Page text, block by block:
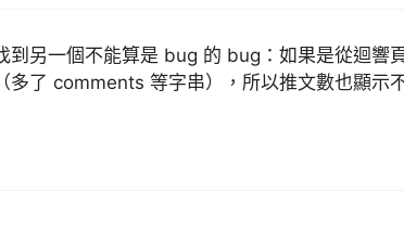
到另一個不能算是 bug 的 bug：如果是從迴響
多了 comments 等字串），所以推文數也顯示